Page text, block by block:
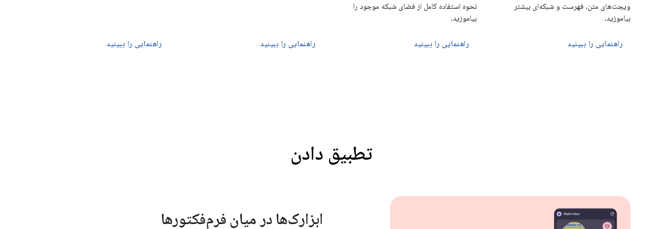
ویجت‌های متن، فهرست و شبکه‌ای بیشتر
بیاموزید.
راهنمایی را ببینید
نحوه استفاده کامل از فضای شبکه موجود را
بیاموزید.
راهنمایی را ببینید راهنمایی را ببینید راهنمایی را ببینید
تطبیق دادن
ابزارک‌ها در میان فرم‌فکتورها